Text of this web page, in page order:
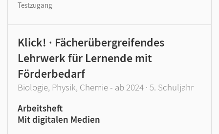
Testzugang
Klick! · Fächerübergreifendes
Lehrwerk für Lernende mit
Förderbedarf
Biologie, Physik, Chemie - ab 2024 · 5. Schuljahr
Arbeitsheft
Mit digitalen Medien